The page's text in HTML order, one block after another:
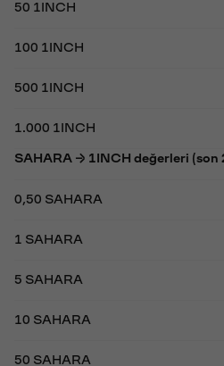
50 1INCH
100 1INCH
500 1INCH
1.000 1INCH
SAHARA → 1INCH değerleri (son
0,50 SAHARA
1 SAHARA
5 SAHARA
10 SAHARA
50 SAHARA